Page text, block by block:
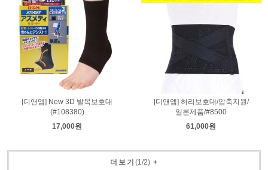
[디앤엠] New 3D 발목보호대
(#108380)
17,000원
[디앤엠] 허리보호대/압축지원/
일본제품/#8500
61,000원
더보기 (1/2)+